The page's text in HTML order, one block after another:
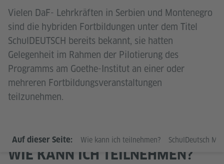
Vielen DaF- Lehrkräften in Serbien und Montenegro
sind die hybriden Fortbildungen unter dem Titel
SchulDEUTSCH bereits bekannt, sie hatten
Gelegenheit im Rahmen der Pilotierung des
Programms am Goethe-Institut an einer oder
mehreren Fortbildungsveranstaltungen
teilzunehmen.
Auf dieser Seite: Wie kann ich teilnehmen? SchulDeutsch
WIE KANN ICH TEILNEHMEN?